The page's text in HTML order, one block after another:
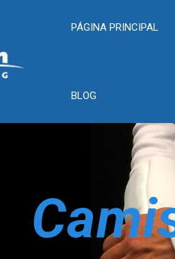
PÁGINA PRINCIPAL
BLOG